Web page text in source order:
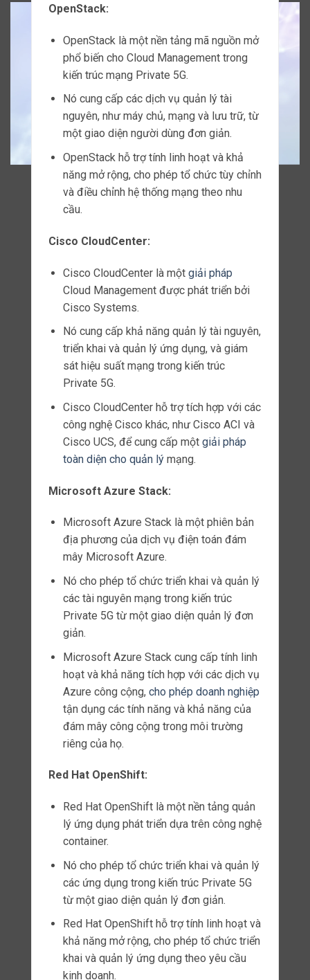
Với việc sử dụng công nghệ tiên tiến,
nhanh chóng, giúp giảm thiểu thời gian đáp
ứng và tăng hiệu suất trong mạng Private
5G.
Lợi ích của gNodeB
Tăng cường khả năng kết nối
Sử dụng gNodeB trong kiến trúc mạng
Private 5G giúp tăng cường khả năng kết
cậy và linh hoạt cho các hoạt động kinh
doanh và sản xuất.
Bảo mật thông tin
Việc sử dụng gNodeB trong kiến trúc
mạng Private 5G giúp tăng cường tính bảo
mật thông tin.
Các biện pháp bảo mật tiên tiến được triển
khai để bảo vệ thông tin quan trọng khỏi
việc truy cập không được phép và xâm
nhập.
Tối ưu hóa hiệu suất
gNodeB có hiệu suất cao và thời gian đáp
mạng Private 5G.
Điều này có ý nghĩa quan trọng trong các
ngành công nghiệp như sản xuất, y tế và
vận tải, nơi hiệu suất cao là yếu tố quan
trọng.
Sự linh hoạt của gNodeB cho phép tuỳ
chỉnh và tùy chỉnh triển khai theo yêu cầu